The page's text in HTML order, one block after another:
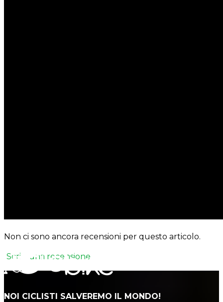
Non ci sono ancora recensioni per questo articolo.
Scrivi una recensione
NOI CICLISTI SALVEREMO IL MONDO!